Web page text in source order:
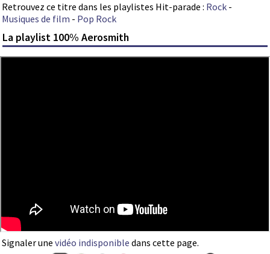
Retrouvez ce titre dans les playlistes Hit-parade : Rock -
Musiques de film - Pop Rock
La playlist 100% Aerosmith
Signaler une vidéo indisponible dans cette page.